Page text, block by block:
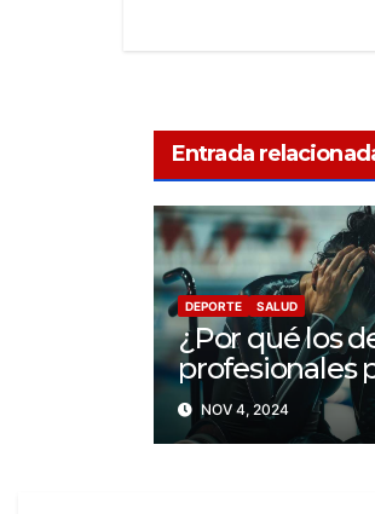
Entrada
DEPORTE SALUD
¿Por qué los
profesionales
llegar a tener
con su salud
NOV 4, 2024